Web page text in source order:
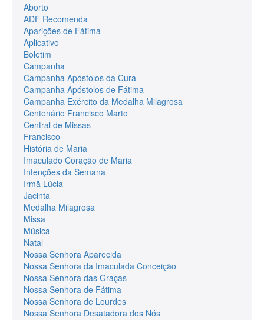
Aborto
ADF Recomenda
Aparições de Fátima
Aplicativo
Boletim
Campanha
Campanha Apóstolos da Cura
Campanha Apóstolos de Fátima
Campanha Exército da Medalha Milagrosa
Centenário Francisco Marto
Central de Missas
Francisco
História de Maria
Imaculado Coração de Maria
Intenções da Semana
Irmã Lúcia
Jacinta
Medalha Milagrosa
Missa
Música
Natal
Nossa Senhora Aparecida
Nossa Senhora da Imaculada Conceição
Nossa Senhora das Graças
Nossa Senhora de Fátima
Nossa Senhora de Lourdes
Nossa Senhora Desatadora dos Nós